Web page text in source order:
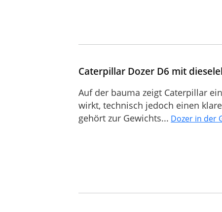
Caterpillar Dozer D6 mit
Auf der bauma zeigt Caterpillar
wirkt, technisch jedoch einen
gehört zur Gewichts... Dozer in der